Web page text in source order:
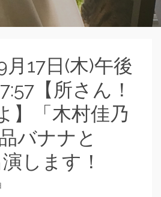
17日(木)午後
【所さん！
】「木村佳乃
バナナと
します！